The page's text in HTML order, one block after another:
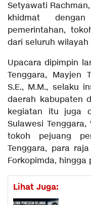
Setyawati
khidmat
pemerintahan,
dari seluruh wilayah
Upacara dipimpin
Tenggara, Mayjen
S.E., M.M., selaku
daerah kabupaten
kegiatan itu juga
Sulawesi
tokoh pejuang
Tenggara, para
Forkopimda,
Lihat Juga: